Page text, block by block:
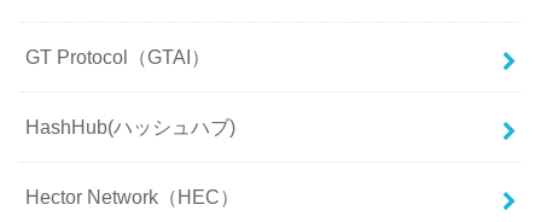
GT Protocol（GTAI）
HashHub(ハッシュハブ)
Hector Network（HEC）